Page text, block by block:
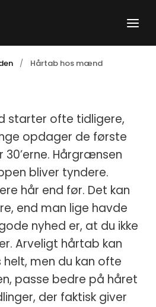
Hårtab hos mænd
starter ofte tidligere,
opdager de første
30’erne. Hårgrænsen
bliver tyndere.
hår end før. Det kan
end man lige havde
nyhed er, at du ikke
Arveligt hårtab kan
men du kan ofte
passe bedre på håret
der faktisk giver